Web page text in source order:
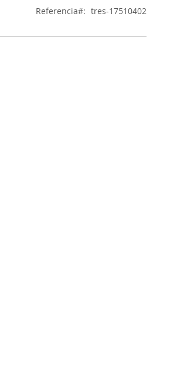
Referencia tres-17510402